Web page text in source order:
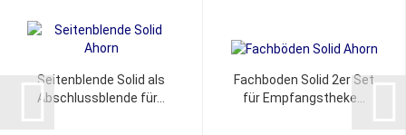
Seitenblende Solid als
Abschlussblende für...
Fachboden Solid 2er Set
für Empfangstheke...